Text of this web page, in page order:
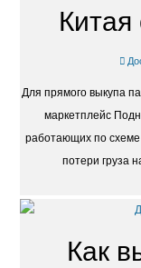
Для прямого выкупа
маркетплейс
работающих по схеме
потери груза
Как